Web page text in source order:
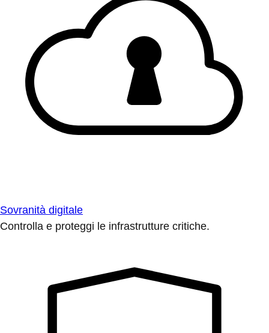
Sovranità digitale
Controlla e proteggi le infrastrutture critiche.